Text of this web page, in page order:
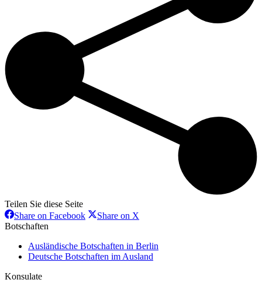
Teilen Sie diese Seite
Share on FacebookShareShare on X
Botschaften
Ausländische Botschaften in Berlin
Deutsche Botschaften im Ausland
Konsulate